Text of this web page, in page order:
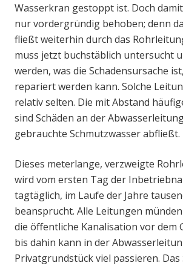
Wasserkran gestoppt ist. Doch
nur vordergründig behoben; denn
fließt weiterhin durch das
muss jetzt buchstäblich untersucht
werden, was die Schadensursache
repariert werden kann. Solche
relativ selten. Die mit Abstand
sind Schäden an der
gebrauchte Schmutzwasser abfließt.
Dieses meterlange, verzweigte
wird vom ersten Tag der
tagtäglich, im Laufe der Jahre
beansprucht. Alle Leitungen
die öffentliche Kanalisation vor dem
bis dahin kann in der
Privatgrundstück viel passieren.